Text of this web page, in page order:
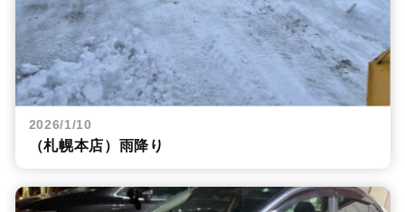
2026/1/10
（札幌本店）雨降り